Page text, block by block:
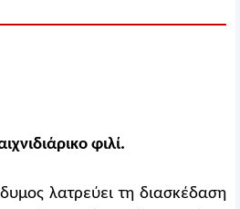
φιλί.
λατρεύει τη διασκέδαση